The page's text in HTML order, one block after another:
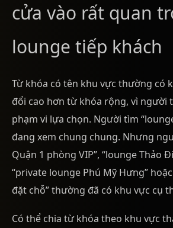
cửa vào rất quan
lounge tiếp khách
Từ khóa có tên khu vực thường có
đổi cao hơn từ khóa rộng, vì người
phạm vi lựa chọn. Người tìm
đang xem chung chung. Nhưng
Quận 1 phòng VIP”, “lounge Thảo
“private lounge Phú Mỹ Hưng”
đặt chỗ” thường đã có khu vực cụ
Có thể chia từ khóa theo khu vực